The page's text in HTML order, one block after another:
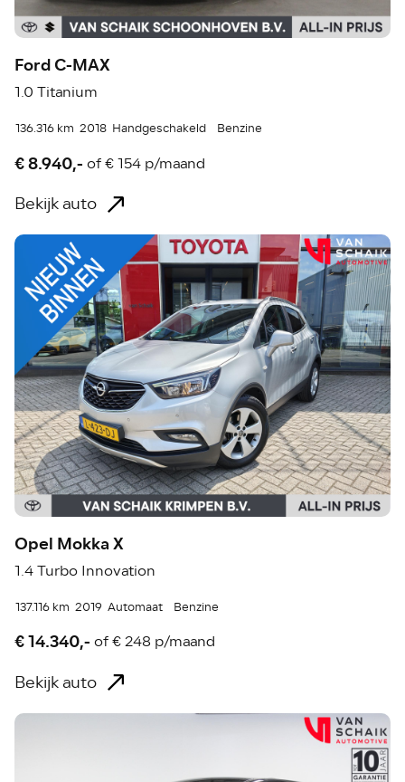
Ford C-MAX
1.0 Titanium
136.316 km 2018 Handgeschakeld Benzine
€ 8.940,- of€ 154 p/maand
Bekijk auto
Opel Mokka X
1.4 Turbo Innovation
137.116 km 2019 Automaat Benzine
€ 14.340,- of€ 248 p/maand
Bekijk auto